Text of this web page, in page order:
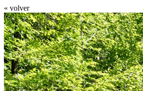
« volver